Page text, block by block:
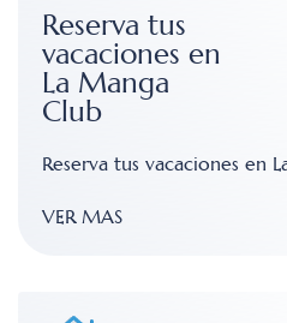
Reserva tus
vacaciones en
La Manga
Club
Reserva tus vacaciones en
VER MAS